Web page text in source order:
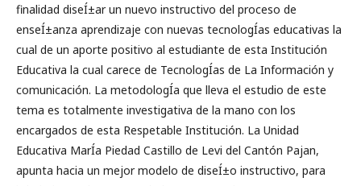
finalidad diseÍ±ar un nuevo instructivo del proceso de
enseÍ±anza aprendizaje con nuevas tecnologÍ­as educativas la
cual de un aporte positivo al estudiante de esta Institución
Educativa la cual carece de TecnologÍ­as de La Información y
comunicación. La metodologÍ­a que lleva el estudio de este
tema es totalmente investigativa de la mano con los
encargados de esta Respetable Institución. La Unidad
Educativa MarÍ­a Piedad Castillo de Levi del Cantón Pajan,
apunta hacia un mejor modelo de diseÍ±o instructivo, para